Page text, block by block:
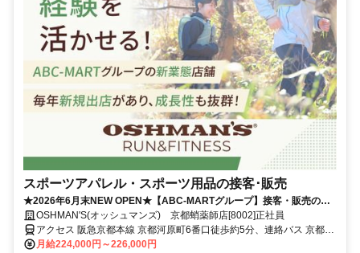
スポーツアパレル・スポーツ用品の接客･販売
★2026年6月末NEW OPEN★【ABC-MARTグループ】接客・販売の経
験を活かせる／賞与年2回・昇給あり・キャリアアップ前提採用・私服
OK・個人ノルマなし
OSHMAN'S(オッシュマンズ) 京都蛸薬師店[8002]正社員
アクセス 阪急京都本線 京都河原町6番口徒歩約5分、連絡バス 京都河
原町徒歩約6分、京阪本線 祇園四条4番口徒歩約8分
月給224,000円～226,000円